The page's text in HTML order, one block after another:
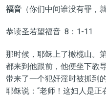
福音（你们中间谁没有罪，
恭读圣若望福音 8：1-11
那时候，耶稣上了橄榄山。
都来到他跟前，他便坐下教
带来了一个犯奸淫时被抓到
耶稣说：“老师！这妇人是